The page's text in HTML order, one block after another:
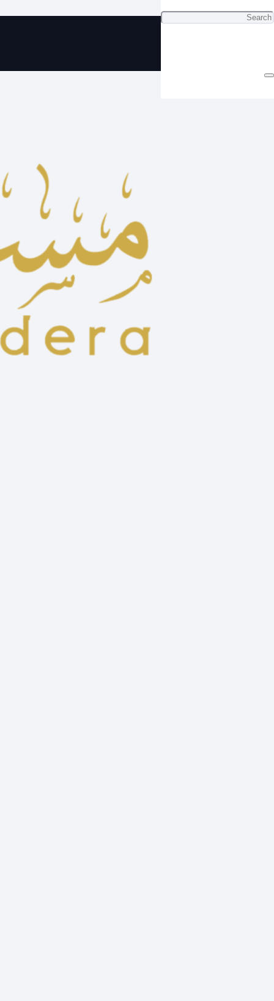
ي سبحة كهرمان مميز للإهداء ( مخزن